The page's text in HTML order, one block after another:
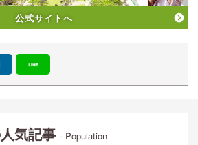
公式サイトへ
気記事- Population